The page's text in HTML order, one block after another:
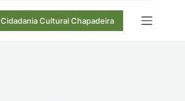
Cidadania Cultural Chapadeira